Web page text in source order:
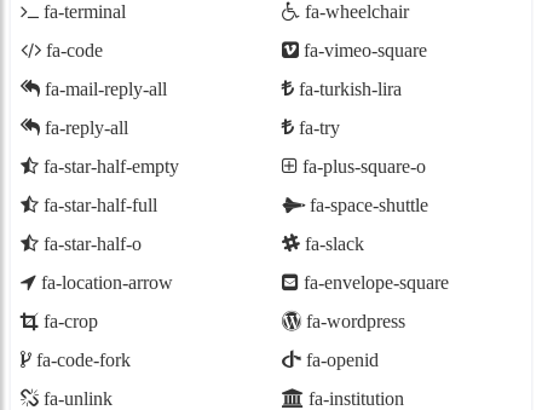
fa-terminal
fa-code
fa-mail-reply-all
fa-reply-all
fa-star-half-empty
fa-star-half-full
fa-star-half-o
fa-location-arrow
fa-crop
fa-code-fork
fa-unlink
fa-wheelchair
fa-vimeo-square
fa-turkish-lira
fa-try
fa-plus-square-o
fa-space-shuttle
fa-slack
fa-envelope-square
fa-wordpress
fa-openid
fa-institution